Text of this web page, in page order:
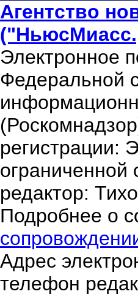
Агентство
Электронное
Федеральной
редактор:
Подробнее о
Адрес
телефон